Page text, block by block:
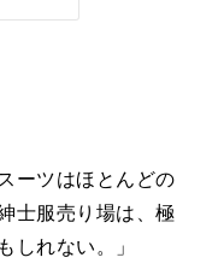
ーツはほとんどの
士服売り場は、極
しれない。」